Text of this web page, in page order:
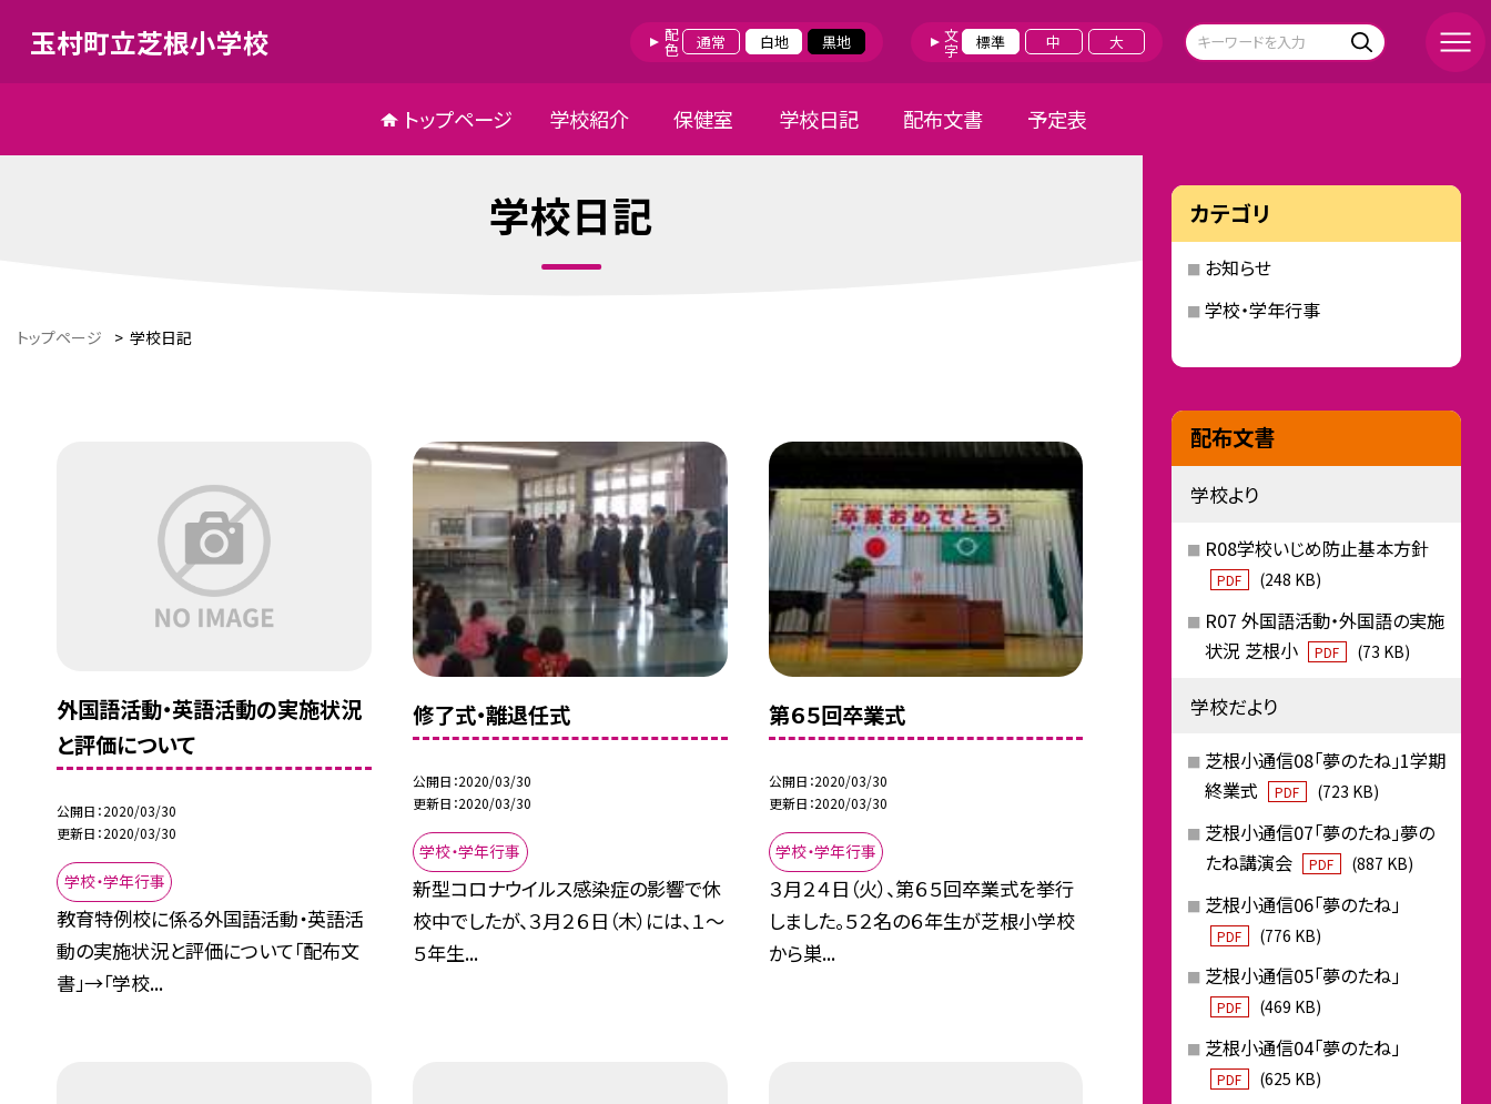
玉村町立芝根小学校 配色 通常 白地 黒地 文字 標準 中 大
トップページ 学校紹介 保健室 学校日記 配布文書 予定表
学校日記
トップページ > 学校日記
外国語活動・英語活動の実施状況
と評価について
公開日 2020/03/30
更新日 2020/03/30
学校・学年行事
教育特例校に係る外国語活動・英語活
動の実施状況と評価について「配布文
書」→「学校...
修了式・離退任式
公開日 2020/03/30
更新日 2020/03/30
学校・学年行事
新型コロナウイルス感染症の影響で休
校中でしたが、３月２６日（木）には、１〜
５年生...
第６５回卒業式
公開日 2020/03/30
更新日 2020/03/30
学校・学年行事
３月２４日（火）、第６５回卒業式を挙行
しました。５２名の６年生が芝根小学校
から巣...
カテゴリ
お知らせ
学校・学年行事
配布文書
学校より
R08学校いじめ防止基本方針
PDF (248 KB)
R07 外国語活動・外国語の実施
状況 芝根小
PDF (73 KB)
学校だより
芝根小通信08「夢のたね」1学期
終業式
PDF (723 KB)
芝根小通信07「夢のたね」夢の
たね講演会
PDF (887 KB)
芝根小通信06「夢のたね」
PDF (776 KB)
芝根小通信05「夢のたね」
PDF (469 KB)
芝根小通信04「夢のたね」
PDF (625 KB)